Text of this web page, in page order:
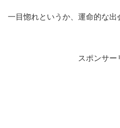
一目惚れというか、運命的な出
スポンサー